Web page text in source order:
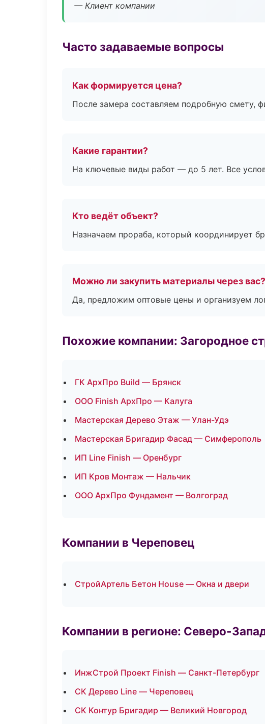
— Клиент компании
Часто задаваемые вопросы
Как формируется цена?
После замера составляем подробную смету,
Какие гарантии?
На ключевые виды работ — до 5 лет. Все
Кто ведёт объект?
Назначаем прораба, который координирует
Можно ли закупить материалы через вас?
Да, предложим оптовые цены и организуем
Похожие компании: Загородное
ГК АрхПро Build — Брянск
ООО Finish АрхПро — Калуга
Мастерская Дерево Этаж — Улан-Удэ
Мастерская Бригадир Фасад — Симферополь
ИП Line Finish — Оренбург
ИП Кров Монтаж — Нальчик
ООО АрхПро Фундамент — Волгоград
Компании в Череповец
СтройАртель Бетон House — Окна и двери
Компании в регионе: Северо-
ИнжСтрой Проект Finish — Санкт-Петербург
СК Дерево Line — Череповец
СК Контур Бригадир — Великий Новгород